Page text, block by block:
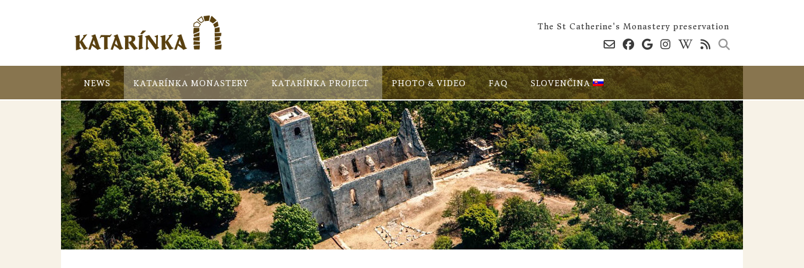
The St Catherine's Monastery preservation
NEWS KATARÍNKA MONASTERY KATARÍNKA PROJECT PHOTO & VIDEO FAQ SLOVENČINA